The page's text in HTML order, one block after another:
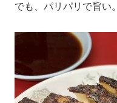
でも、パリパリで旨い。